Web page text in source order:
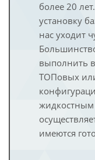
более 20
установку
нас уходит
выполнить
ТОПовых
имеются